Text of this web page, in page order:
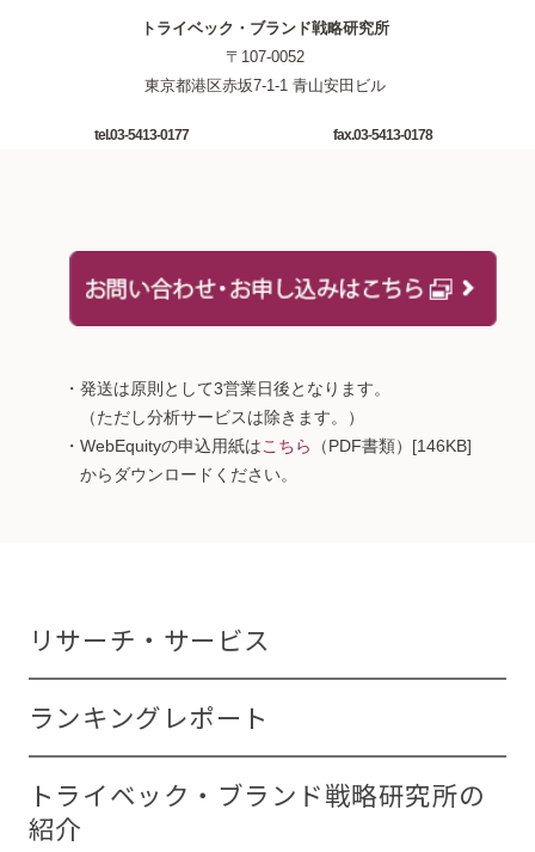
トライベック・ブランド戦略研究所
〒107-0052
東京都港区赤坂7-1-1 青山安田ビル
tel.03-5413-0177 fax.03-5413-0178
・発送は原則として3営業日後となります。
（ただし分析サービスは除きます。）
・WebEquityの申込用紙はこちら
（PDF書類）[146KB]
からダウンロードください。
リサーチ・サービス
ランキングレポート
トライベック・ブランド戦略研究所の
紹介